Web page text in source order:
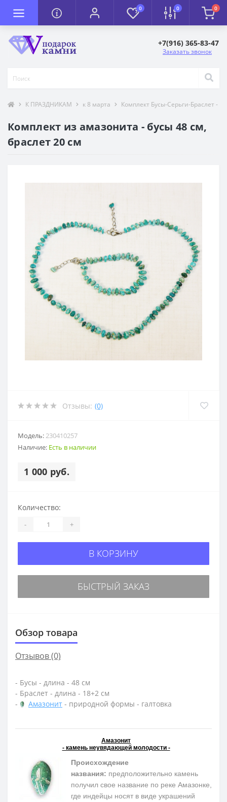
0 0 0
+7(916) 365-83-47
Заказать звонок
К ПРАЗДНИКАМ к 8 марта Комплект Бусы-Серьги-Браслет - к
Комплект из амазонита - бусы 48 см,
браслет 20 см
Отзывы: (0)
Модель:230410257
Наличие: Есть в наличии
1 000 руб.
Количество:
- +
В КОРЗИНУ
БЫСТРЫЙ ЗАКАЗ
Обзор товара
Отзывов (0)
- Бусы - длина - 48 см
- Браслет - длина - 18+2 см
-
Амазонит - природной формы - галтовка
Амазонит
- камень неувядающей молодости -
Происхождение
названия: предположительно камень
получил свое название по реке Амазонке,
где индейцы носят в виде украшений